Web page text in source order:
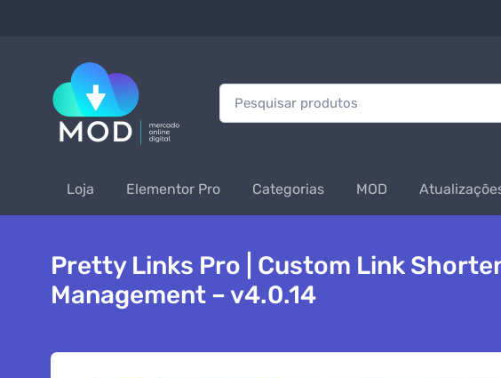
Procurar:
Loja Elementor Pro Categorias MOD
Pretty Links Pro | Custom Link
Management – v4.0.14